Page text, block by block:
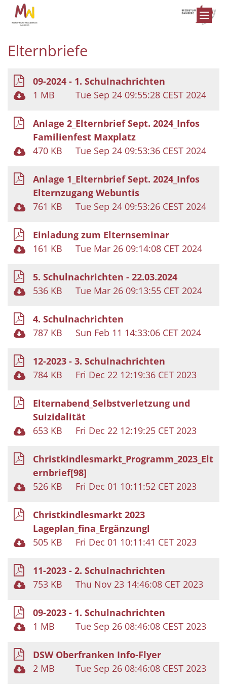
Zum Inhalt springen
Elternbriefe
09-2024 - 1. Schulnachrichten
1 MB
Tue Sep 24 09:55:28 CEST 2024
Anlage 2_Elternbrief Sept. 2024_Infos
Familienfest Maxplatz
470 KB
Tue Sep 24 09:53:36 CEST 2024
Anlage 1_Elternbrief Sept. 2024_Infos
Elternzugang Webuntis
761 KB
Tue Sep 24 09:53:26 CEST 2024
Einladung zum Elternseminar
161 KB
Tue Mar 26 09:14:08 CET 2024
5. Schulnachrichten - 22.03.2024
536 KB
Tue Mar 26 09:13:55 CET 2024
4. Schulnachrichten
787 KB
Sun Feb 11 14:33:06 CET 2024
12-2023 - 3. Schulnachrichten
784 KB
Fri Dec 22 12:19:36 CET 2023
Elternabend_Selbstverletzung und
Suizidalität
653 KB
Fri Dec 22 12:19:25 CET 2023
Christkindlesmarkt_Programm_2023_Elt
ernbrief[98]
526 KB
Fri Dec 01 10:11:52 CET 2023
Christkindlesmarkt 2023
Lageplan_fina_Ergänzungl
505 KB
Fri Dec 01 10:11:41 CET 2023
11-2023 - 2. Schulnachrichten
753 KB
Thu Nov 23 14:46:08 CET 2023
09-2023 - 1. Schulnachrichten
1 MB
Tue Sep 26 08:46:08 CEST 2023
DSW Oberfranken Info-Flyer
2 MB
Tue Sep 26 08:46:08 CEST 2023